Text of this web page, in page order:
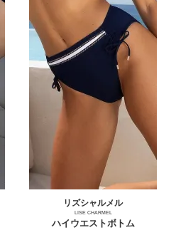
リズシャルメル
LISE CHARMEL
ハイウエストボトム